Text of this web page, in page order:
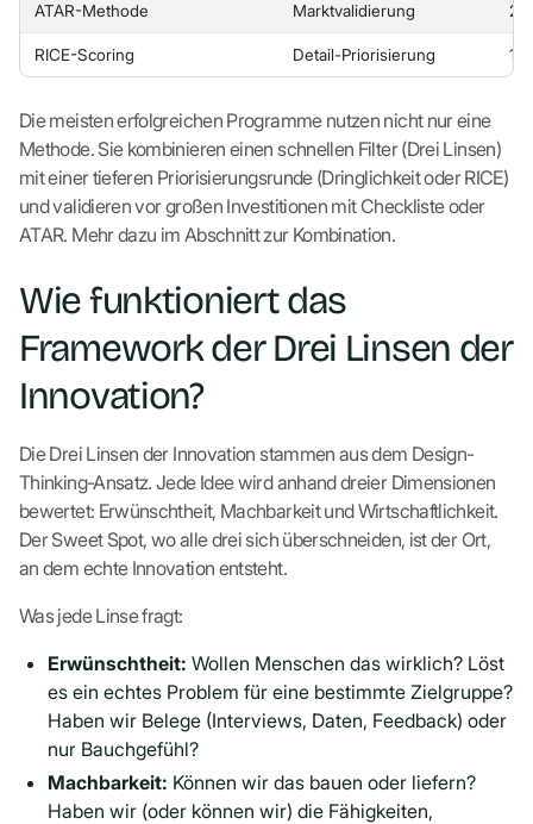
ATAR-Methode Marktvalidierung
RICE-Scoring Detail-Priorisierung
Die meisten erfolgreichen Programme nutzen nicht nur eine
Methode. Sie kombinieren einen schnellen Filter (Drei Linsen)
mit einer tieferen Priorisierungsrunde (Dringlichkeit oder RICE)
und validieren vor großen Investitionen mit Checkliste oder
ATAR. Mehr dazu im Abschnitt zur Kombination.
Wie funktioniert das
Framework der Drei Linsen der
Innovation?
Die Drei Linsen der Innovation stammen aus dem Design-
Thinking-Ansatz. Jede Idee wird anhand dreier Dimensionen
bewertet: Erwünschtheit, Machbarkeit und Wirtschaftlichkeit.
Der Sweet Spot, wo alle drei sich überschneiden, ist der Ort,
an dem echte Innovation entsteht.
Was jede Linse fragt:
Erwünschtheit: Wollen Menschen das wirklich? Löst
es ein echtes Problem für eine bestimmte Zielgruppe?
Haben wir Belege (Interviews, Daten, Feedback) oder
nur Bauchgefühl?
Machbarkeit: Können wir das bauen oder liefern?
Haben wir (oder können wir) die Fähigkeiten,